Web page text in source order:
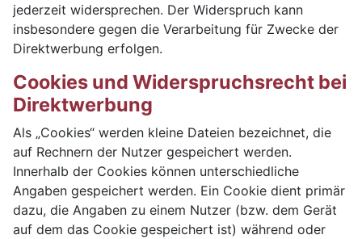
jederzeit widersprechen. Der Widerspruch kann
insbesondere gegen die Verarbeitung für Zwecke der
Direktwerbung erfolgen.
Cookies und Widerspruchsrecht bei
Direktwerbung
Als „Cookies“ werden kleine Dateien bezeichnet, die
auf Rechnern der Nutzer gespeichert werden.
Innerhalb der Cookies können unterschiedliche
Angaben gespeichert werden. Ein Cookie dient primär
dazu, die Angaben zu einem Nutzer (bzw. dem Gerät
auf dem das Cookie gespeichert ist) während oder